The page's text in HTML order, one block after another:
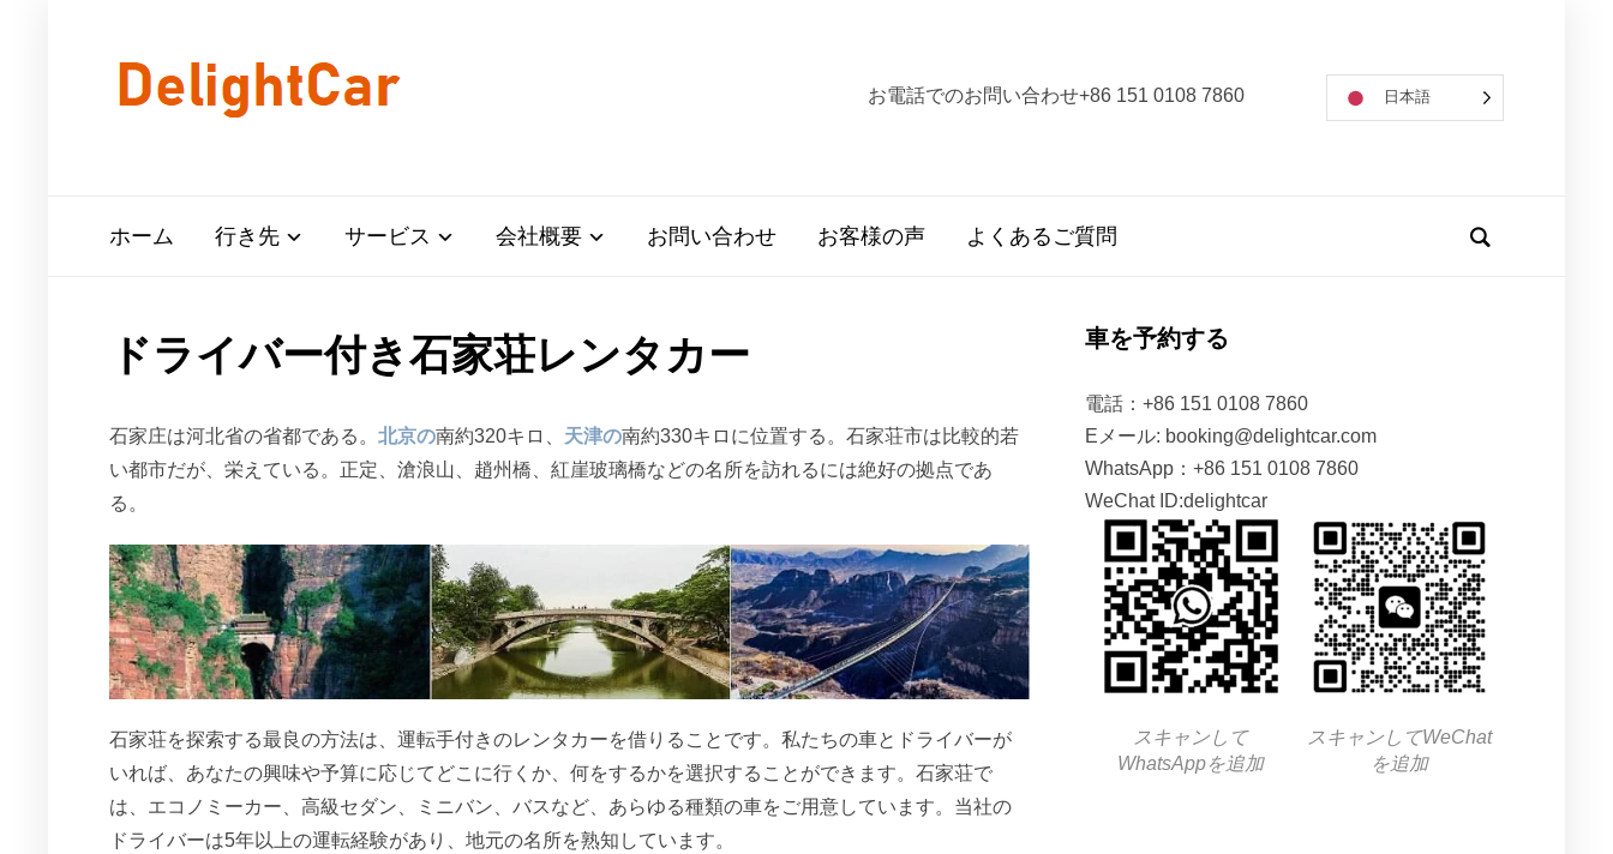
お電話でのお問い合わせ+86 151 0108 7860 日本語
ホーム 行き先 サービス 会社概要 お問い合わせ お客様の声 よくあるご質問
ドライバー付き石家荘レンタカー
石家庄は河北省の省都である。 北京の南約320キロ、 天津の南約330キロに位置する。石家荘市は比較的若
い都市だが、栄えている。正定、滄浪山、趙州橋、紅崖玻璃橋などの名所を訪れるには絶好の拠点であ
る。
石家荘を探索する最良の方法は、運転手付きのレンタカーを借りることです。私たちの車とドライバーが
いれば、あなたの興味や予算に応じてどこに行くか、何をするかを選択することができます。石家荘で
は、エコノミーカー、高級セダン、ミニバン、バスなど、あらゆる種類の車をご用意しています。当社の
ドライバーは5年以上の運転経験があり、地元の名所を熟知しています。
車を予約する
電話：+86 151 0108 7860
Eメール: booking@delightcar.com
WhatsApp：+86 151 0108 7860
WeChat ID:delightcar
スキャンして
WhatsAppを追加
スキャンしてWeChat
を追加